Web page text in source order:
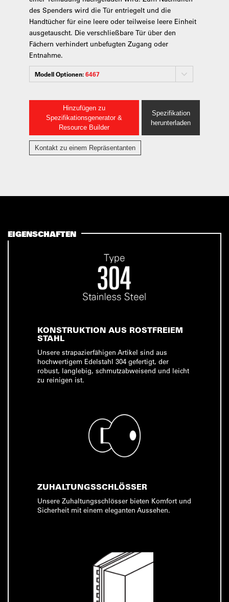
des Spenders wird die Tür entriegelt und die
Handtücher für eine leere oder teilweise leere Einheit
ausgetauscht. Die verschließbare Tür über den
Fächern verhindert unbefugten Zugang oder
Entnahme.
Modell Optionen:6467
Hinzufügen zu
Spezifikationsgenerator &
Resource Builder
Spezifikation
herunterladen
Kontakt zu einem Repräsentanten
EIGENSCHAFTEN
KONSTRUKTION AUS ROSTFREIEM
STAHL
Unsere strapazierfähigen Artikel sind aus
hochwertigem Edelstahl 304 gefertigt, der
robust, langlebig, schmutzabweisend und leicht
zu reinigen ist.
ZUHALTUNGSSCHLÖSSER
Unsere Zuhaltungsschlösser bieten Komfort und
Sicherheit mit einem eleganten Aussehen.